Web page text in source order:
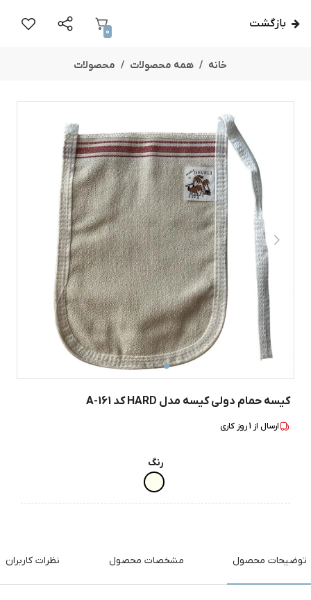
بازگشت
0
خانه همه محصولات محصولات
کیسه حمام دولی کیسه مدل HARD کد 161-A
ارسال از 1روز کاری
رنگ
توضیحات محصول مشخصات محصول نظرات کاربران